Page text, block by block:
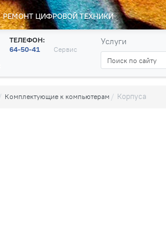
РЕМОНТЦИФРОВОЙ ТЕХНИКИ
ТЕЛЕФОН:
64-50-41
Сервис
Услуги
Комплектующие к компьютерам Корпуса